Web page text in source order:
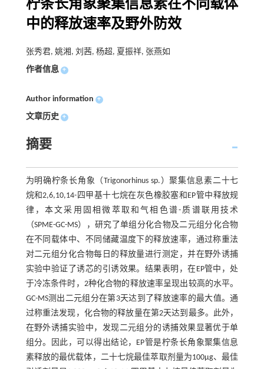
柠条长角象聚集信息素在不同载体
中的释放速率及野外防效
张秀君, 姚湘, 刘茜, 杨超, 夏振祥, 张燕如
作者信息 +
Author information +
文章历史 +
摘要
为明确柠条长角象（Trigonorhinus sp.）聚集信息素二十七
烷和2,6,10,14-四甲基十七烷在灰色橡胶塞和EP管中释放规
律，本文采用固相微萃取和气相色谱-质谱联用技术
（SPME-GC-MS），研究了单组分化合物及二元组分化合物
在不同载体中、不同储藏温度下的释放速率，通过称重法
对二元组分化合物每日的释放量进行测定，并在野外诱捕
实验中验证了诱芯的引诱效果。结果表明，在EP管中，处
于冷冻条件时，2种化合物的释放速率呈现出较高的水平。
GC-MS测出二元组分在第3天达到了释放速率的最大值。通
过称重法发现，化合物的释放量在第2天达到最多。此外，
在野外诱捕实验中，发现二元组分的诱捕效果显著优于单
组分。因此，可以得出结论，EP管是柠条长角象聚集信息
素释放的最优载体，二十七烷最佳萃取剂量为100µg、最佳